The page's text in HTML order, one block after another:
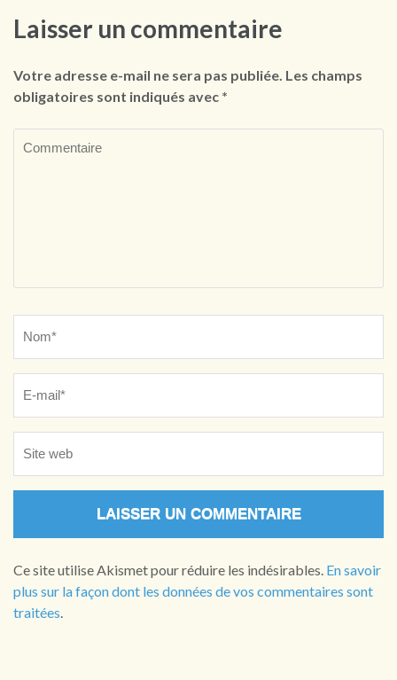
Laisser un commentaire
Votre adresse e-mail ne sera pas publiée. Les champs
obligatoires sont indiqués avec *
Ce site utilise Akismet pour réduire les indésirables. En savoir
plus sur la façon dont les données de vos commentaires sont
traitées